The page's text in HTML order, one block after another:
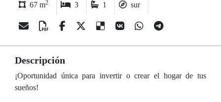
67 m2 3 1 sur
Descripción
¡Oportunidad única para invertir o crear el hogar de tus
sueños!